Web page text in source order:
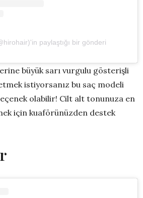
paylaştığı bir gönderi
büyük sarı vurgulu gösterişli
istiyorsanız bu saç modeli
olabilir! Cilt alt tonunuza en
için kuaförünüzden destek